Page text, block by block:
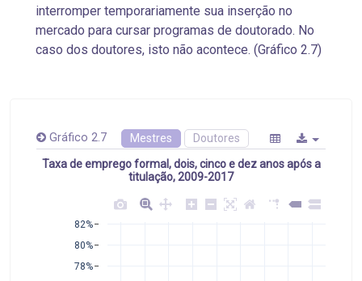
interromper temporariamente sua inserção no
mercado para cursar programas de doutorado. No
caso dos doutores, isto não acontece. (Gráfico 2.7)
Gráfico 2.7 Mestres Doutores
Taxa de emprego formal, dois, cinco e dez anos após a
titulação, 2009-2017
78%
80%
82%